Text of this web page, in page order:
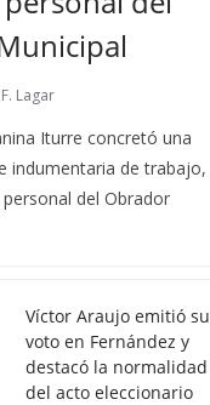
F. Lagar
Iturre concretó una
indumentaria de trabajo,
del Obrador
Víctor Araujo emitió su
voto en Fernández y
destacó la normalidad
del acto eleccionario